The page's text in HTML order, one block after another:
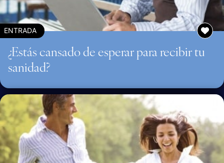
ENTRADA
¿Estás cansado de esperar para recibir tu
sanidad?